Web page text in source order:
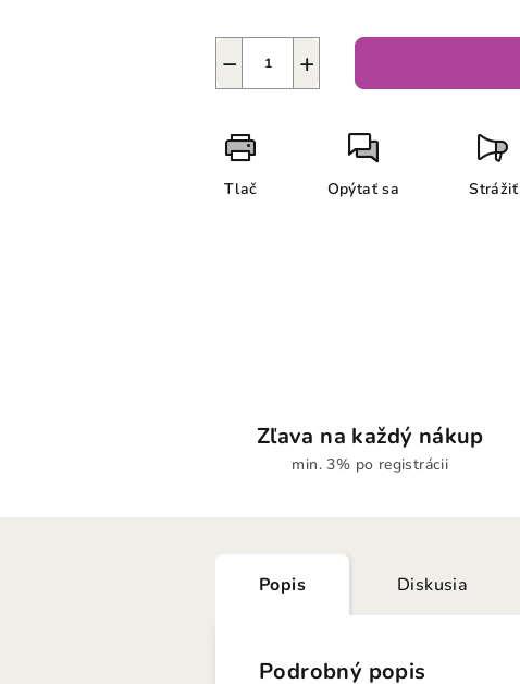
+
−
Tlač Opýtať sa Strážiť
Zľava na každý nákup
min. 3% po registrácii
Popis Diskusia
Podrobný popis